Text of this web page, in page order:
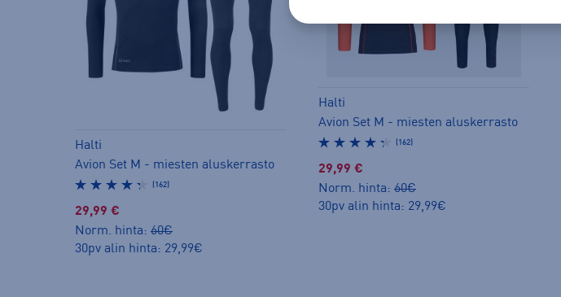
Halti
Avion Set M - miesten aluskerrasto
(162)
29,99 €
Norm. hinta: 60€
30pv alin hinta: 29,99€
Halti
Avion Set M - miesten aluskerrasto
(162)
29,99 €
Norm. hinta: 60€
30pv alin hinta: 29,99€